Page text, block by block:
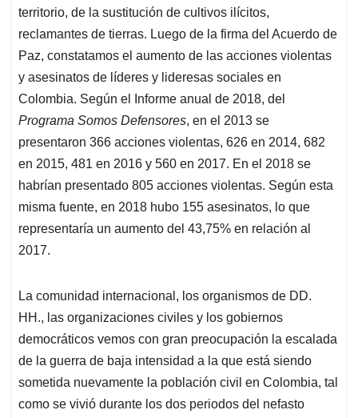
territorio, de la sustitución de cultivos ilícitos,
reclamantes de tierras. Luego de la firma del Acuerdo de
Paz, constatamos el aumento de las acciones violentas
y asesinatos de líderes y lideresas sociales en
Colombia. Según el
Informe anual de 2018, del
Programa Somos Defensores, en el 2013 se
presentaron 366 acciones violentas, 626 en 2014, 682
en 2015, 481 en 2016 y 560 en 2017. En el 2018 se
habrían presentado 805 acciones violentas. Según esta
misma fuente, en 2018 hubo 155 asesinatos, lo que
representaría un aumento del 43,75% en relación al
2017.
La comunidad internacional, los organismos de DD.
HH., las organizaciones civiles y los gobiernos
democráticos vemos con gran preocupación la escalada
de la guerra de baja intensidad a la que está siendo
sometida nuevamente la población civil en Colombia, tal
como se vivió durante los dos periodos del nefasto